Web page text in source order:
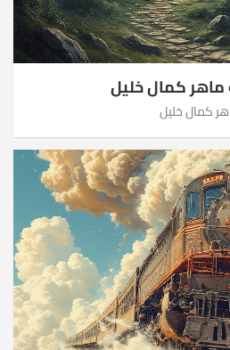
ماهر كمال خليل
كمال خليل